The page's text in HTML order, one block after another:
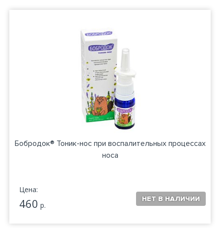
Бобродок® Тоник-нос при воспалительных процессах
носа
Цена:
460 р.